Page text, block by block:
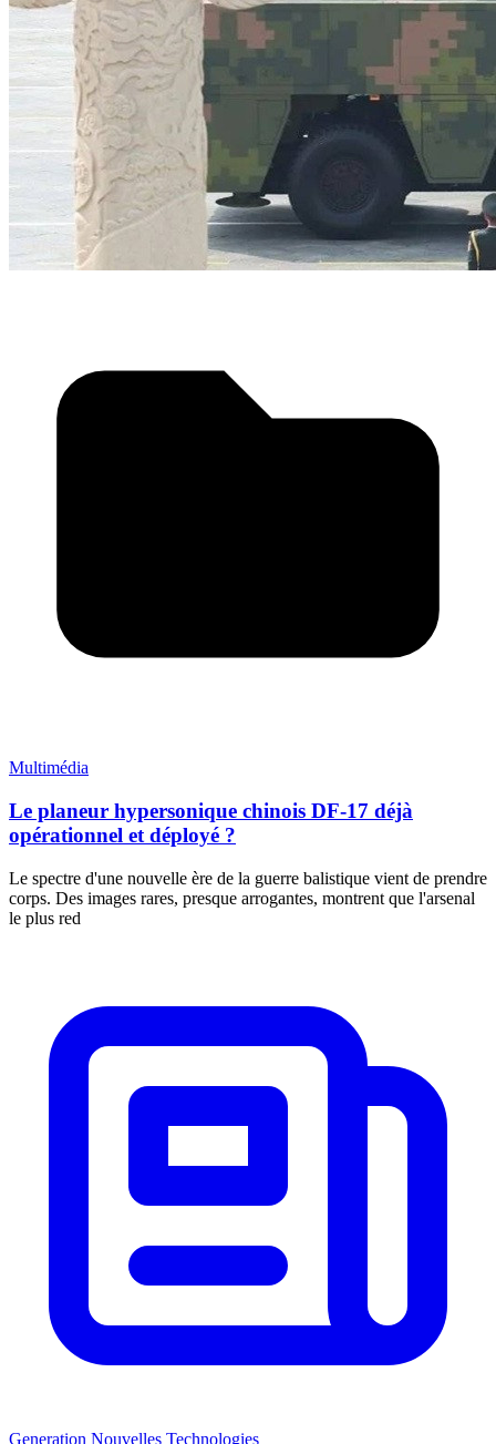
Multimédia
Le planeur hypersonique chinois DF-17 déjà
opérationnel et déployé ?
Le spectre d'une nouvelle ère de la guerre balistique vient de prendre
corps. Des images rares, presque arrogantes, montrent que l'arsenal
le plus red
Generation Nouvelles Technologies